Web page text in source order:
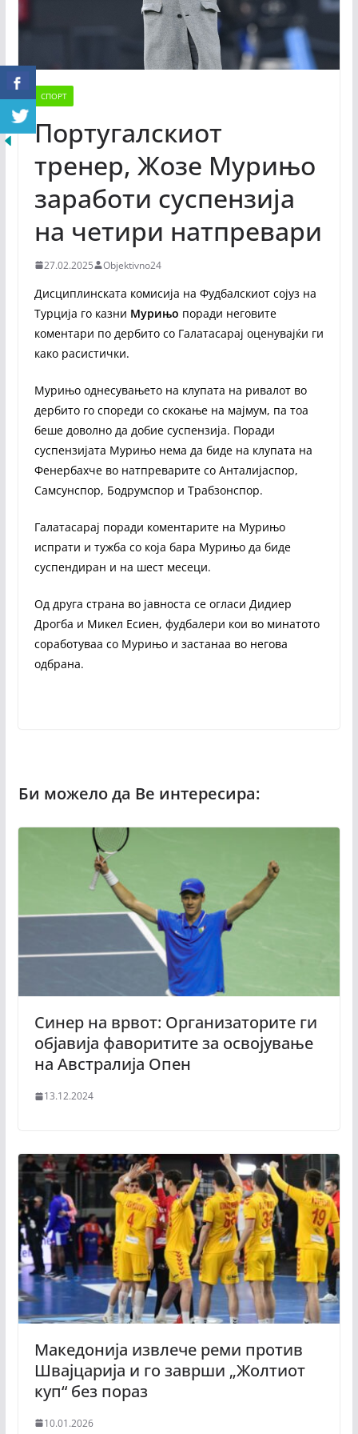
СПОРТ
Португалскиот
тренер, Жозе Мурињо
заработи суспензија
на четири натпревари
27.02.2025 Objektivno24
Дисциплинската комисија на Фудбалскиот сојуз на
Турција го казни Мурињо поради неговите
коментари по дербито со Галатасарај оценувајќи ги
како расистички.
Мурињо однесувањето на клупата на ривалот во
дербито го спореди со скокање на мајмум, па тоа
беше доволно да добие суспензија. Поради
суспензијата Мурињо нема да биде на клупата на
Фенербахче во натпреварите со Анталијаспор,
Самсунспор, Бодрумспор и Трабзонспор.
Галатасарај поради коментарите на Мурињо
испрати и тужба со која бара Мурињо да биде
суспендиран и на шест месеци.
Од друга страна во јавноста се огласи Дидиер
Дрогба и Микел Есиен, фудбалери кои во минатото
соработуваа со Мурињо и застанаа во негова
одбрана.
Синер на врвот: Организаторите ги
објавија фаворитите за освојување
на Австралија Опен
13.12.2024
Македонија извлече реми против
Швајцарија и го заврши „Жолтиот
куп“ без пораз
10.01.2026